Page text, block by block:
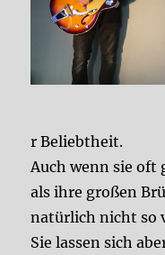
r Beliebtheit.
Auch wenn sie oft
als ihre großen
natürlich nicht so
Sie lassen sich